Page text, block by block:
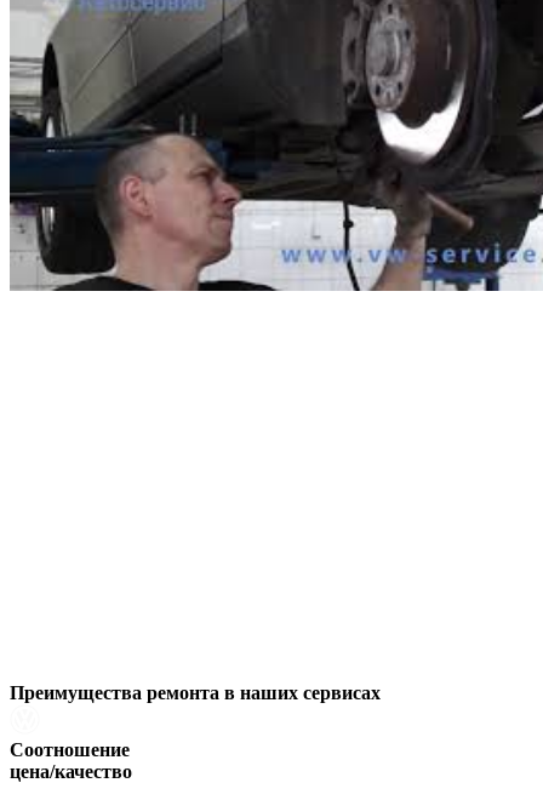
Преимущества ремонта в наших сервисах
Соотношение
цена/качество